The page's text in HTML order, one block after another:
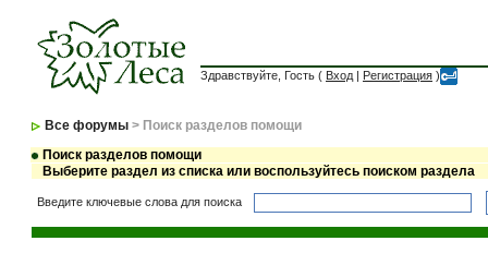
Здравствуйте, Гость ( Вход | Регистрация )
Все форумы > Поиск разделов помощи
Поиск разделов помощи
Выберите раздел из списка или воспользуйтесь поиском раздела
Введите ключевые слова для поиска